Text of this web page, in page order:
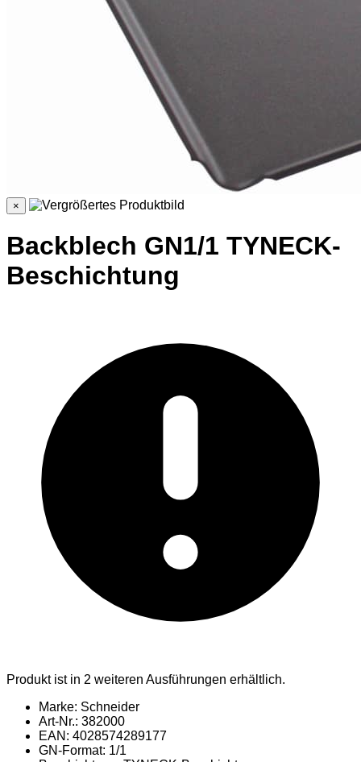
×
Backblech GN1/1 TYNECK-
Beschichtung
Produkt ist in 2 weiteren Ausführungen erhältlich.
Marke: Schneider
Art-Nr.: 382000
EAN: 4028574289177
GN-Format: 1/1